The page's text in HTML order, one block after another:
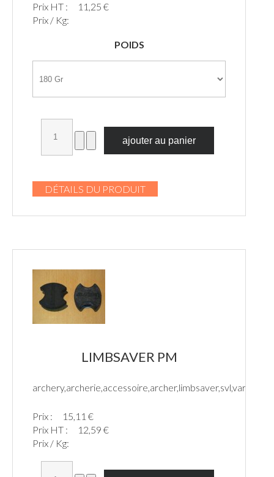
Prix HT :
11,25 €
Prix / Kg:
POIDS
DÉTAILS DU PRODUIT
LIMBSAVER PM
Prix :
15,11 €
Prix HT :
12,59 €
Prix / Kg: